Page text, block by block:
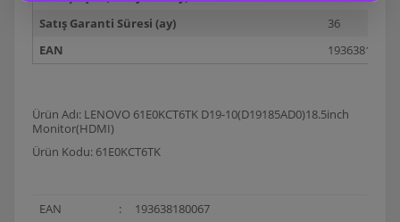
Satış Garanti Süresi (ay)
36
EAN
Ürün Adı: LENOVO 61E0KCT6TK D19-10(D19185AD0)18.5inch
Monitor(HDMI)
Ürün Kodu: 61E0KCT6TK
EAN :
193638180067